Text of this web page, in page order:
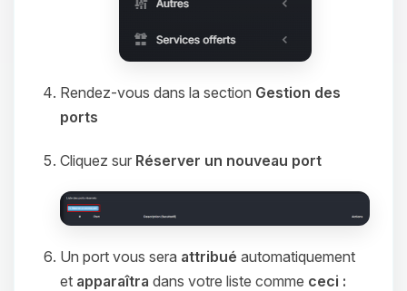
Rendez-vous dans la section Gestion des
ports
Cliquez sur Réserver un nouveau port
Un port vous sera attribué automatiquement
et apparaîtra dans votre liste comme ceci :